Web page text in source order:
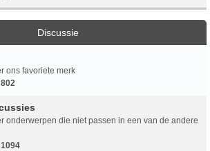
Discussie
ons favoriete merk
802
onderwerpen die niet passen in een van de andere
1094